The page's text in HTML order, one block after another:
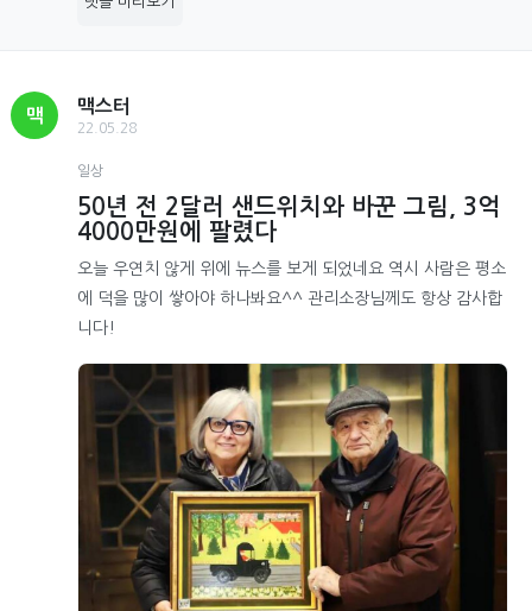
맥
맥스터
22.05.28
일상
50년 전 2달러 샌드위치와 바꾼 그림, 3억
4000만원에 팔렸다
오늘 우연치 않게 위에 뉴스를 보게 되었네요 역시 사람은 평소
에 덕을 많이 쌓아야 하나봐요^^ 관리소장님께도 항상 감사합
니다!